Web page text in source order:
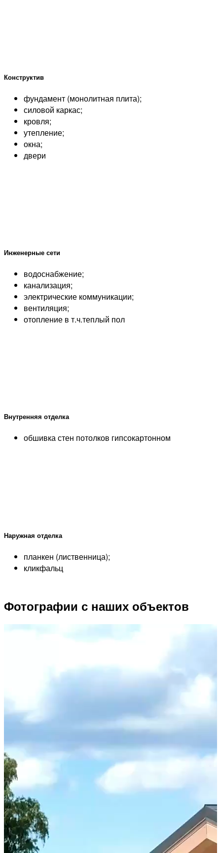
Конструктив
фундамент (монолитная плита);
силовой каркас;
кровля;
утепление;
окна;
двери
Инженерные сети
водоснабжение;
канализация;
электрические коммуникации;
вентиляция;
отопление в т.ч.теплый пол
Внутренняя отделка
обшивка стен потолков гипсокартонном
Наружная отделка
планкен (лиственница);
кликфальц
Фотографии с наших объектов